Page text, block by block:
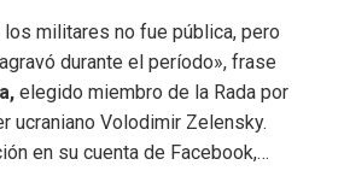
militares no fue pública, pero
durante el período», frase
elegido miembro de la Rada por
ucraniano Volodimir Zelensky.
en su cuenta de Facebook,…